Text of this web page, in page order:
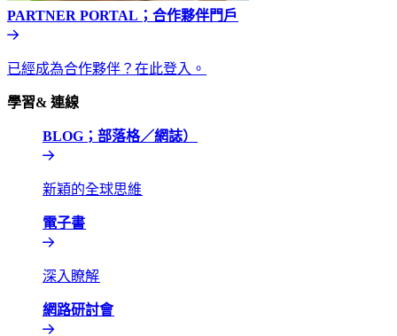
PARTNER PORTAL；合作夥伴門戶​​
已經成為合作夥伴？在此登入。​​
學習& 連線​​
BLOG；部落格／網誌）​​
新穎的全球思維​​
電子書​​
深入瞭解​​
網路研討會​​